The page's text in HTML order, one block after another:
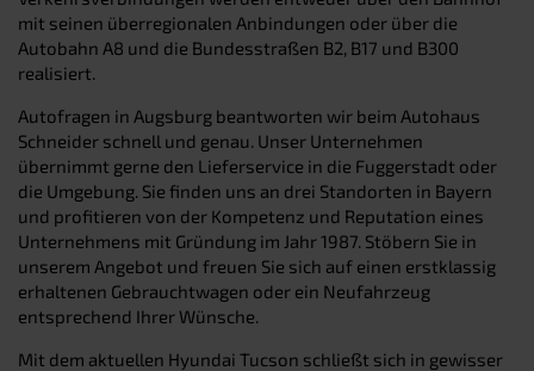
mit seinen überregionalen Anbindungen oder über die
Autobahn A8 und die Bundesstraßen B2, B17 und B300
realisiert.
Autofragen in Augsburg beantworten wir beim Autohaus
Schneider schnell und genau. Unser Unternehmen
übernimmt gerne den Lieferservice in die Fuggerstadt oder
die Umgebung. Sie finden uns an drei Standorten in Bayern
und profitieren von der Kompetenz und Reputation eines
Unternehmens mit Gründung im Jahr 1987. Stöbern Sie in
unserem Angebot und freuen Sie sich auf einen erstklassig
erhaltenen Gebrauchtwagen oder ein Neufahrzeug
entsprechend Ihrer Wünsche.
Mit dem aktuellen Hyundai Tucson schließt sich in gewisser